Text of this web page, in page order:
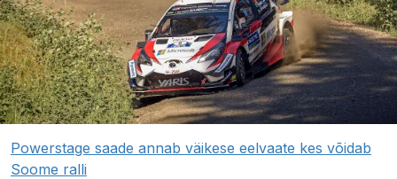
Powerstage saade annab väikese eelvaate kes võidab
Soome ralli